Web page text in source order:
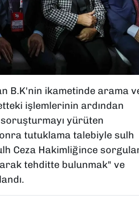
B.K'nin ikametinde arama
işlemlerinin ardından
yürüten
tutuklama talebiyle sulh
Ceza Hakimliğince
tehditte bulunmak" ve